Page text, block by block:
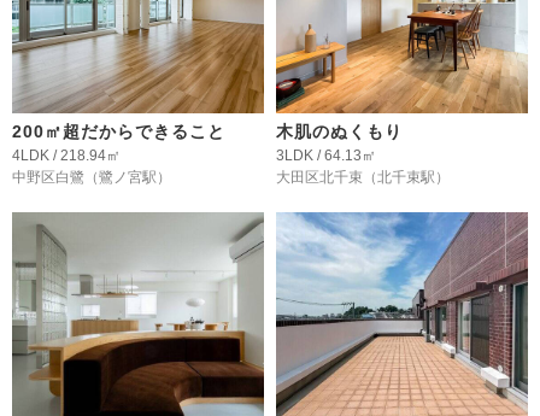
200㎡超だからできること
4LDK / 218.94㎡
中野区白鷺 （鷺ノ宮駅）
木肌のぬくもり
3LDK / 64.13㎡
大田区北千束 （北千束駅）